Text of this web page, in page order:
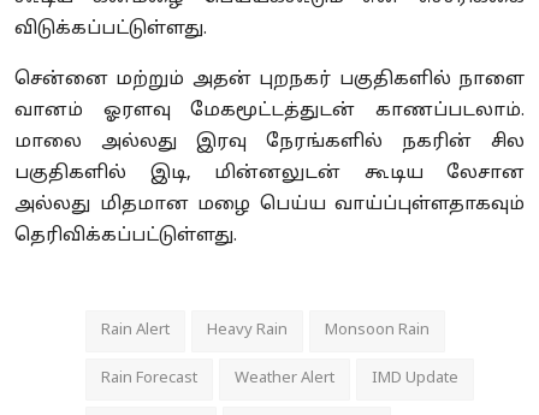
விடுக்கப்பட்டுள்ளது.
சென்னை மற்றும் அதன் புறநகர் பகுதிகளில் நாளை
வானம் ஓரளவு மேகமூட்டத்துடன் காணப்படலாம்.
மாலை அல்லது இரவு நேரங்களில் நகரின் சில
பகுதிகளில் இடி, மின்னலுடன் கூடிய லேசான
அல்லது மிதமான மழை பெய்ய வாய்ப்புள்ளதாகவும்
தெரிவிக்கப்பட்டுள்ளது.
Rain Alert Heavy Rain Monsoon Rain
Rain Forecast Weather Alert IMD Update